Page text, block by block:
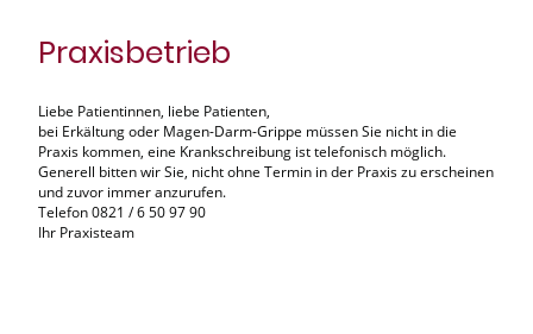
Praxisbetrieb
Liebe Patientinnen, liebe Patienten,
bei Erkältung oder Magen-Darm-Grippe müssen Sie nicht in die
Praxis kommen, eine Krankschreibung ist telefonisch möglich.
Generell bitten wir Sie, nicht ohne Termin in der Praxis zu erscheinen
und zuvor immer anzurufen.
Telefon 0821 / 6 50 97 90
Ihr Praxisteam